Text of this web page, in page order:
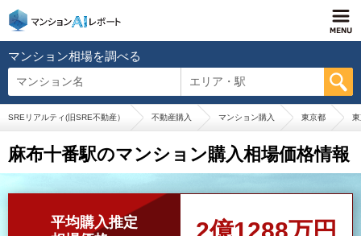
マンション相場を調べる
マンション名 エリア・駅
SREリアルティ(旧SRE不動産） 不動産購入 マンション購入 東京都
麻布十番駅のマンション購入相場価格情報
平均購入推定